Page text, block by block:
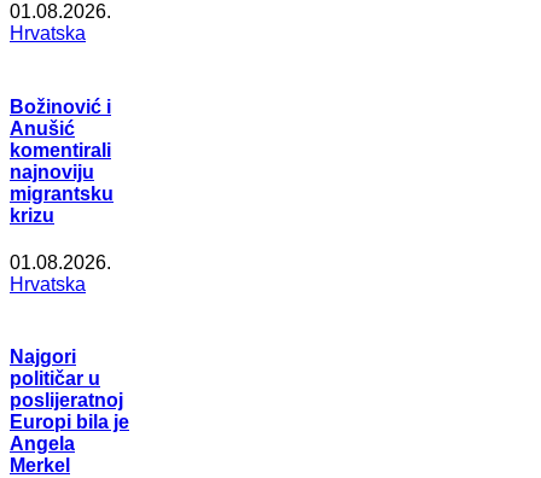
01.08.2026.
Hrvatska
Božinović i
Anušić
komentirali
najnoviju
migrantsku
krizu
01.08.2026.
Hrvatska
Najgori
političar u
poslijeratnoj
Europi bila je
Angela
Merkel